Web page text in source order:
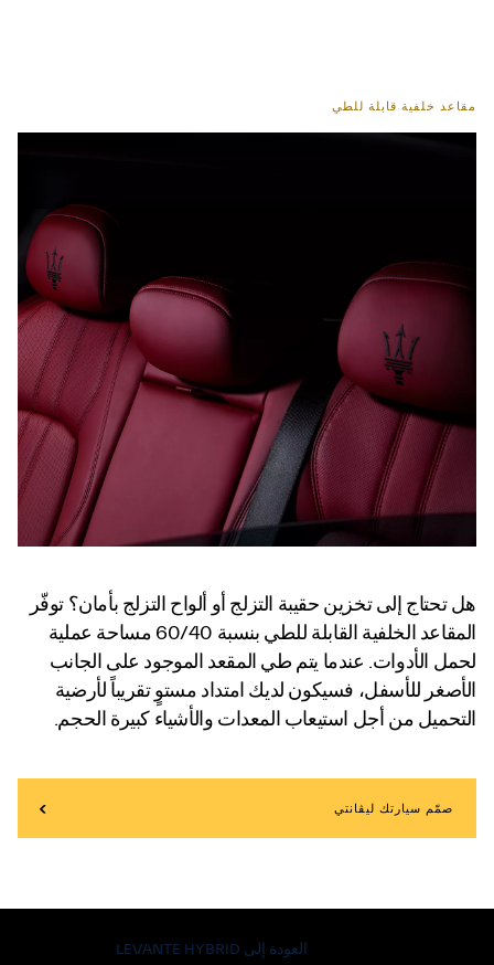
مقاعد خلفية قابلة للطي
هل تحتاج إلى تخزين حقيبة التزلج أو ألواح التزلج بأمان؟ توفّر
المقاعد الخلفية القابلة للطي بنسبة 60/40 مساحة عملية
لحمل الأدوات. عندما يتم طي المقعد الموجود على الجانب
الأصغر للأسفل، فسيكون لديك امتداد مستوٍ تقريباً لأرضية
التحميل من أجل استيعاب المعدات والأشياء كبيرة الحجم.
صمّم سيارتك ليڤانتي
العودة إلى LEVANTE HYBRID